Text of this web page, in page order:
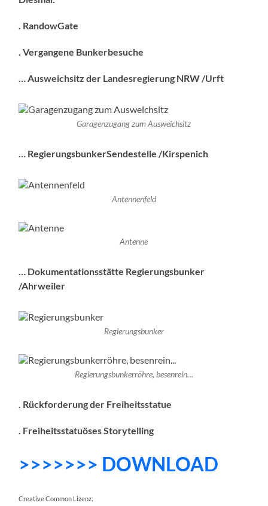
. RandowGate
. Vergangene Bunkerbesuche
… Ausweichsitz der Landesregierung NRW /Urft
Garagenzugang zum Ausweichsitz
… RegierungsbunkerSendestelle /Kirspenich
Antennenfeld
Antenne
… Dokumentationsstätte Regierungsbunker
/Ahrweiler
Regierungsbunker
Regierungsbunkerröhre, besenrein…
. Rückforderung der Freiheitsstatue
. Freiheitsstatuöses Storytelling
>>>>>>> DOWNLOAD
Creative Common Lizenz: